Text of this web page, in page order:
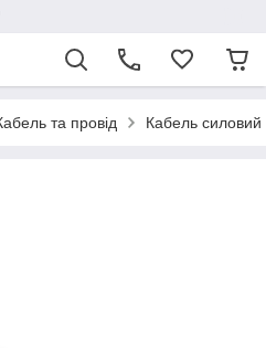
та провід Кабель